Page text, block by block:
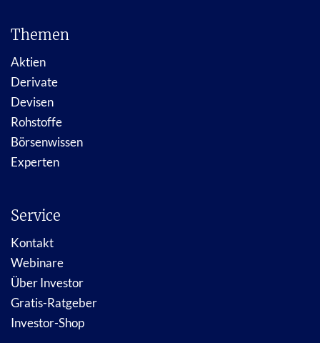
Themen
Aktien
Derivate
Devisen
Rohstoffe
Börsenwissen
Experten
Service
Kontakt
Webinare
Über Investor
Gratis-Ratgeber
Investor-Shop